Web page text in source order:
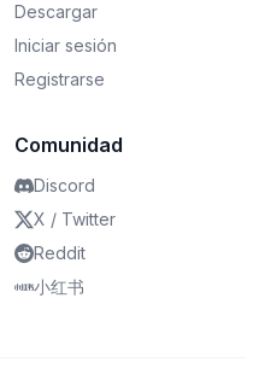
Descargar
Iniciar sesión
Registrarse
Comunidad
Discord
X / Twitter
Reddit
小红书